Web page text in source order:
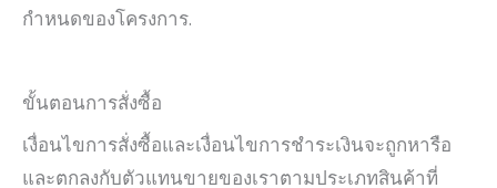
กำหนดของโครงการ.
ขั้นตอนการสั่งซื้อ
เงื่อนไขการสั่งซื้อและเงื่อนไขการชำระเงินจะถูกหารือ
และตกลงกับตัวแทนขายของเราตามประเภทสินค้าที่